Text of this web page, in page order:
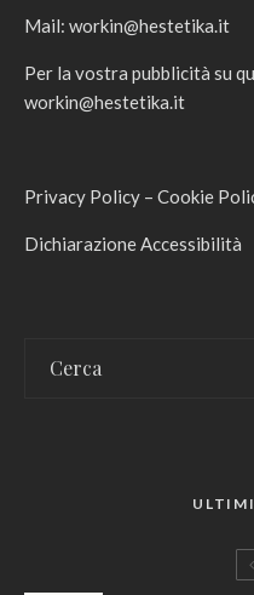
Mail: workin@hestetika.it
Per la vostra pubblicità su
workin@hestetika.it
Privacy Policy – Cookie
Dichiarazione Accessibilità